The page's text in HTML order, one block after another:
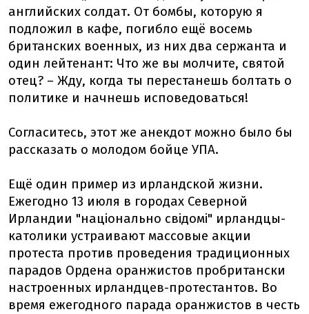
английских солдат. От бомбы, которую я
подложил в кафе, погибло ещё восемь
британских военных, из них два сержанта и
один лейтенант: Что же вы молчите, святой
отец? – Жду, когда ты перестанешь болтать о
политике и начнешь исповедоваться!
Согласитесь, этот же анекдот можно было бы
рассказать о молодом бойце УПА.
Ещё один пример из ирландской жизни.
Ежегодно 13 июля в городах Северной
Ирландии "національно свідомі" ирландцы-
католики устраивают массовые акции
протеста против проведения традиционных
парадов Ордена оранжистов пробритански
настроенных ирландцев-протестантов. Во
время ежегодного парада оранжистов в честь